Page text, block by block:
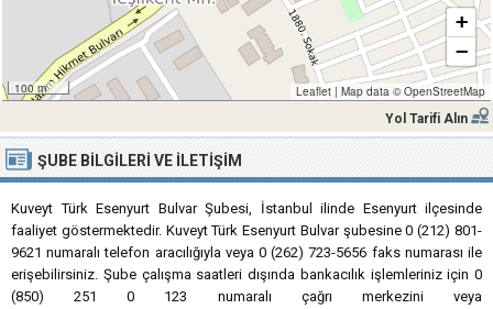
100 m
+
−
Leaflet | Map data ©OpenStreetMap
Yol Tarifi Alın
ŞUBE BILGILERI VE İLETIŞIM
Kuveyt Türk Esenyurt Bulvar Şubesi, İstanbul ilinde Esenyurt ilçesinde
faaliyet göstermektedir. Kuveyt Türk Esenyurt Bulvar şubesine 0 (212) 801-
9621 numaralı telefon aracılığıyla veya 0 (262) 723-5656 faks numarası ile
erişebilirsiniz. Şube çalışma saatleri dışında bankacılık işlemleriniz için 0
(850) 251 0 123 numaralı çağrı merkezini veya